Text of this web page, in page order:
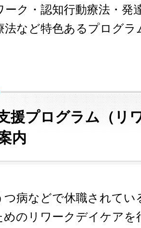
ーク・認知行動療法・発
法など特色あるプログラ
援プログラム（リ
内
つ病などで休職されてい
めのリワークデイケアを